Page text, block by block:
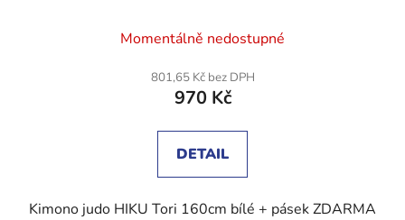
hodnocení
produktu
je
z
Momentálně nedostupné
801,65 Kč bez DPH
970 Kč
DETAIL
Kimono judo HIKU Tori 160cm bílé + pásek ZDARMA